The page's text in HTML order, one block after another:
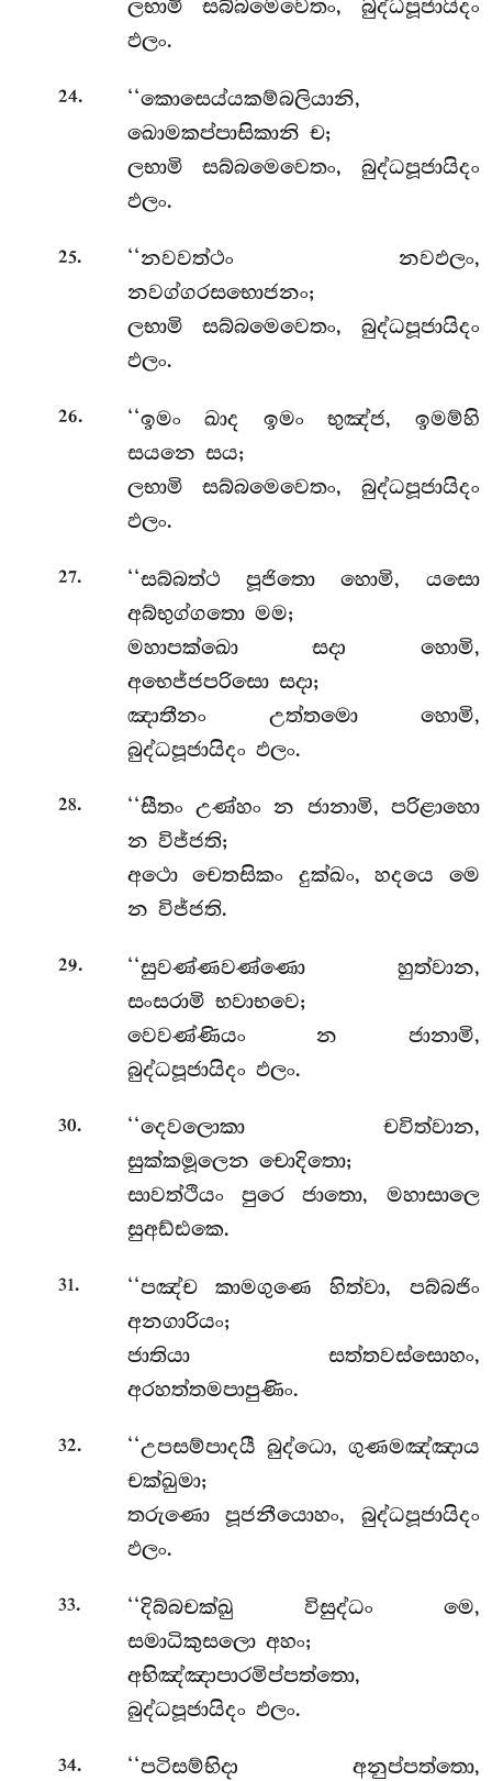
ලභාමි සබ්බමෙවෙතං, බුද්ධපූජායිදං
ඵලං.
24.
‘‘කොසෙය්යකම්බලියානි,
ඛොමකප්පාසිකානි ච;
ලභාමි සබ්බමෙවෙතං, බුද්ධපූජායිදං
ඵලං.
25. ‘‘නවවත්ථං නවඵලං,
නවග්ගරසභොජනං;
ලභාමි සබ්බමෙවෙතං, බුද්ධපූජායිදං
ඵලං.
26.
‘‘ඉමං ඛාද ඉමං භුඤ්ජ, ඉමම්හි
සයනෙ සය;
ලභාමි සබ්බමෙවෙතං, බුද්ධපූජායිදං
ඵලං.
27.
‘‘සබ්බත්ථ පූජිතො හොමි, යසො
අබ්භුග්ගතො මම;
මහාපක්ඛො සදා හොමි,
අභෙජ්ජපරිසො සදා;
ඤාතීනං උත්තමො හොමි,
බුද්ධපූජායිදං ඵලං.
28. ‘‘සීතංඋණ්හං න ජානාමි, පරිළාහො
න විජ්ජති;
අථො චෙතසිකං දුක්ඛං, හදයෙ මෙ
න විජ්ජති.
29.
‘‘සුවණ්ණවණ්ණො හුත්වාන,
සංසරාමි භවාභවෙ;
වෙවණ්ණියං න ජානාමි,
බුද්ධපූජායිදං ඵලං.
30.
‘‘දෙවලොකා චවිත්වාන,
සුක්කමූලෙන චොදිතො;
සාවත්ථියං පුරෙ ජාතො, මහාසාලෙ
සුඅඩ්ඪකෙ.
31.
‘‘පඤ්ච කාමගුණෙ හිත්වා, පබ්බජිං
අනගාරියං;
ජාතියා සත්තවස්සොහං,
අරහත්තමපාපුණිං.
32.
‘‘උපසම්පාදයී බුද්ධො, ගුණමඤ්ඤාය
චක්ඛුමා;
තරුණො පූජනීයොහං, බුද්ධපූජායිදං
ඵලං.
33.
‘‘දිබ්බචක්ඛු විසුද්ධං මෙ,
සමාධිකුසලො අහං;
අභිඤ්ඤාපාරමිප්පත්තො,
බුද්ධපූජායිදං ඵලං.
34.
‘‘පටිසම්භිදා අනුප්පත්තො,